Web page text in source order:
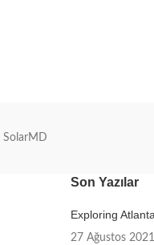
SolarMD
Son Yazılar
Exploring
27 Ağustos 2021